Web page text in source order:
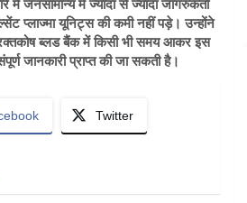
में जनसामान्य में ज्यादा से ज्यादा जागरुकता
प्लाज्मा यूनिट्स की कमी नहीं पड़े। उन्होंने
ब्लड बैंक में किसी भी समय आकर इस
जानकारी प्राप्त की जा सकती है।
Twitter